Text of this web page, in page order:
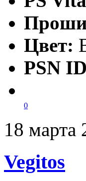
Цвет:
PSN
0
18 марта
Vegitos